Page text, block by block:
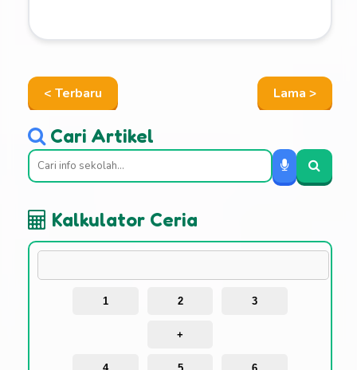
< Terbaru Lama >
Cari Artikel
Kalkulator Ceria
1 2 3
+